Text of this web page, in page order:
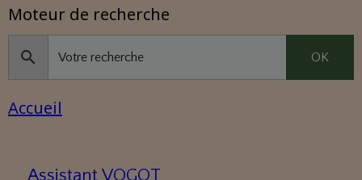
Moteur de recherche
OK
Accueil
Assistant VOGOT